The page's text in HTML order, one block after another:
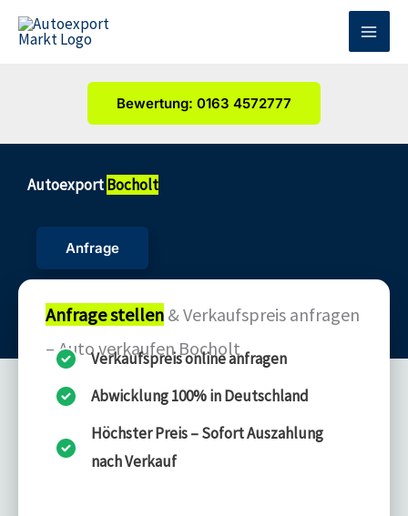
Zum
Inhalt
Bewertung: 0163 4572777
AutoexportBocholt
Anfrage
Anfrage stellen & Verkaufspreis anfragen
– Auto verkaufen Bocholt
Verkaufspreis online anfragen
Abwicklung 100% in Deutschland
Höchster Preis – Sofort Auszahlung
nach Verkauf